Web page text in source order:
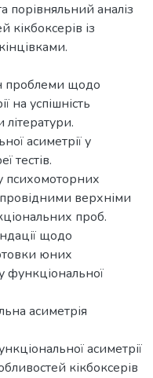
порівняльний аналіз
кікбоксерів із
проблеми щодо
на успішність
літератури.
асиметрії у
тестів.
психомоторних
провідними верхніми
проб.
щодо
юних
функціональної
асиметрія
асиметрії
кікбоксерів